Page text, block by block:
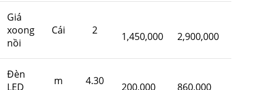
Giá
xoong
nồi
Cái 2 1,450,000 2,900,000
Đèn
LED
m 4.30 200,000 860,000